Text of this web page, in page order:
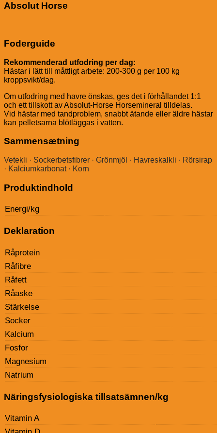
Absolut Horse
Foderguide
Rekommenderad utfodring per dag:
Hästar i lätt till måttligt arbete: 200-300 g per 100 kg
kroppsvikt/dag.
Om utfodring med havre önskas, ges det i förhållandet 1:1
och ett tillskott av Absolut-Horse Horsemineral tilldelas.
Vid hästar med tandproblem, snabbt ätande eller äldre hästar
kan pelletsarna blötläggas i vatten.
Sammensætning
Vetekli · Sockerbetsfibrer · Grönmjöl · Havreskalkli · Rörsirap
· Kalciumkarbonat · Korn
Produktindhold
Energi/kg
Deklaration
Råprotein
Råfibre
Råfett
Råaske
Stärkelse
Socker
Kalcium
Fosfor
Magnesium
Natrium
Näringsfysiologiska tillsatsämnen/kg
Vitamin A